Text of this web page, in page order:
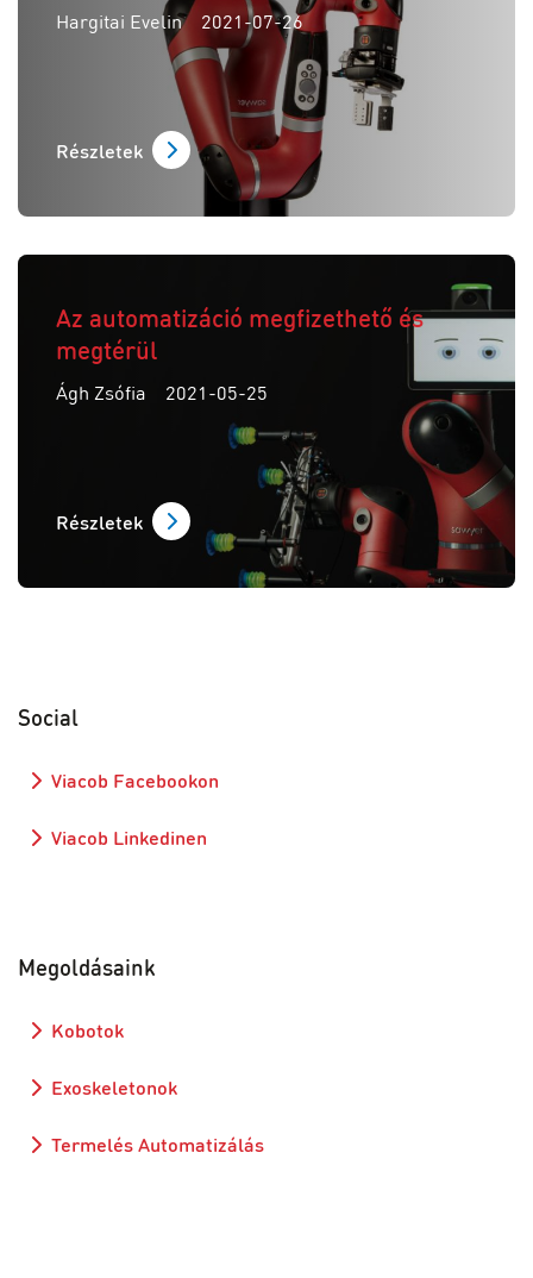
Hargitai Evelin 2021-07-26
Részletek
Az automatizáció megfizethető és
megtérül
Ágh Zsófia 2021-05-25
Részletek
Social
Viacob Facebookon
Viacob Linkedinen
Megoldásaink
Kobotok
Exoskeletonok
Termelés Automatizálás